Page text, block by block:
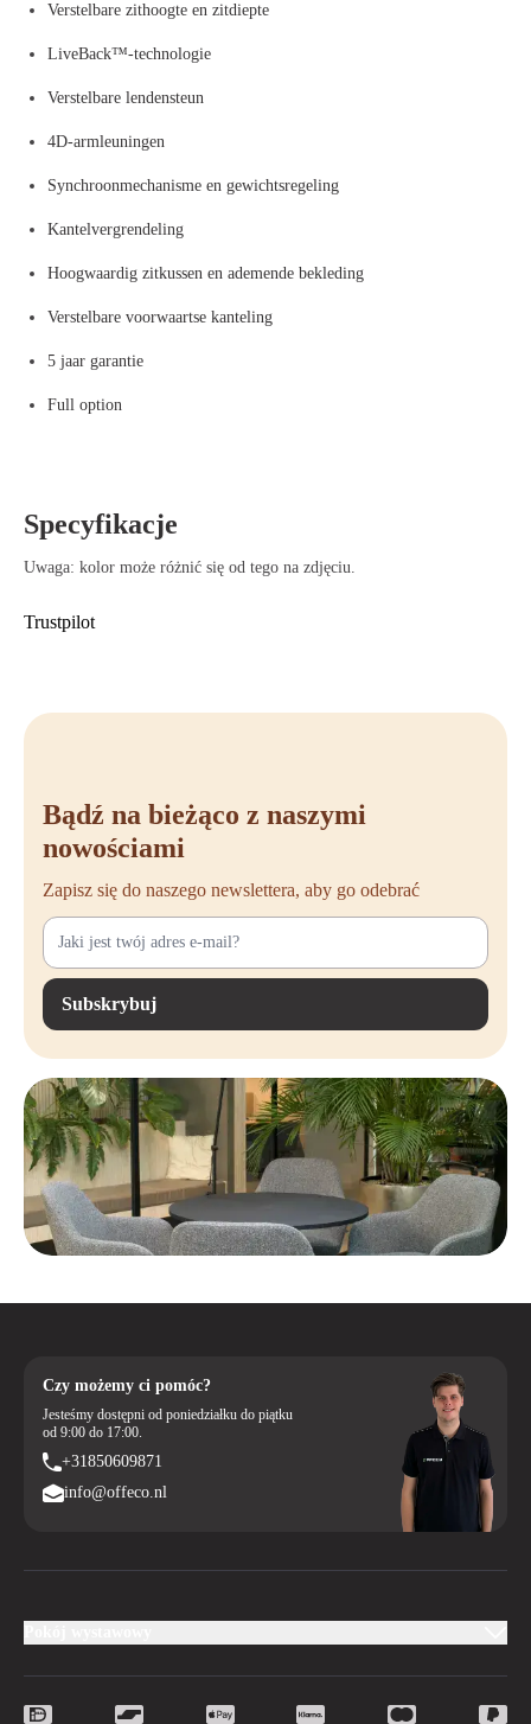
Verstelbare zithoogte en zitdiepte
LiveBack™-technologie
Verstelbare lendensteun
4D-armleuningen
Synchroonmechanisme en gewichtsregeling
Kantelvergrendeling
Hoogwaardig zitkussen en ademende bekleding
Verstelbare voorwaartse kanteling
5 jaar garantie
Full option
Specyfikacje
Uwaga: kolor może różnić się od tego na zdjęciu.
Trustpilot
Bądź na bieżąco z naszymi
nowościami
Zapisz się do naszego newslettera, aby go odebrać
Subskrybuj
Czy możemy ci pomóc?
Jesteśmy dostępni od poniedziałku do piątku
od 9:00 do 17:00.
+31850609871
info@offeco.nl